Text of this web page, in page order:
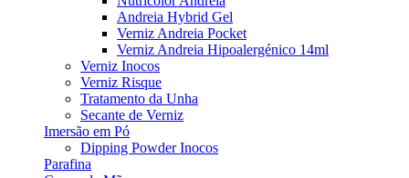
Andreia Hybrid Gel
Verniz Andreia Pocket
Verniz Andreia Hipoalergénico 14ml
Verniz Inocos
Verniz Risque
Tratamento da Unha
Secante de Verniz
Imersão em Pó
Dipping Powder Inocos
Parafina